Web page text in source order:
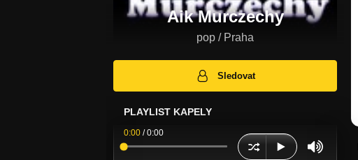
Aik Murczechy
pop / Praha
Sledovat
PLAYLIST KAPELY
0:00 /0:00